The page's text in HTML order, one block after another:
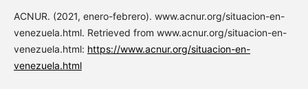
ACNUR. (2021, enero-febrero). www.acnur.org/situacion-en-
venezuela.html. Retrieved from www.acnur.org/situacion-en-
venezuela.html: https://www.acnur.org/situacion-en-
venezuela.html